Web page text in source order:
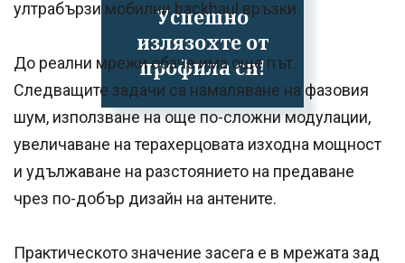
Успешно
излязохте от
профила си!
ултрабързи мобилни backhaul връзки.
До реални мрежи обаче има още път.
Следващите задачи са намаляване на фазовия
шум, използване на още по-сложни модулации,
увеличаване на терахерцовата изходна мощност
и удължаване на разстоянието на предаване
чрез по-добър дизайн на антените.
Практическото значение засега е в мрежата зад